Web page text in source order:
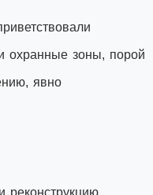
охранные зоны, порой
явно